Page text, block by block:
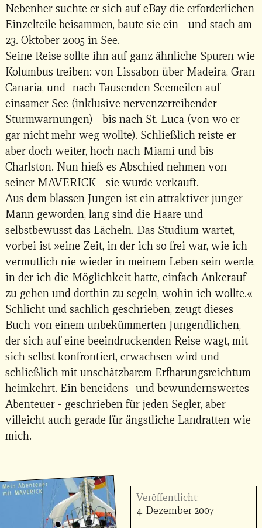
Nebenher suchte er sich auf eBay die erforderlichen
Einzelteile beisammen, baute sie ein - und stach am
23. Oktober 2005 in See.
Seine Reise sollte ihn auf ganz ähnliche Spuren wie
Kolumbus treiben: von Lissabon über Madeira, Gran
Canaria, und- nach Tausenden Seemeilen auf
einsamer See (inklusive nervenzerreibender
Sturmwarnungen) - bis nach St. Luca (von wo er
gar nicht mehr weg wollte). Schließlich reiste er
aber doch weiter, hoch nach Miami und bis
Charlston. Nun hieß es Abschied nehmen von
seiner MAVERICK - sie wurde verkauft.
Aus dem blassen Jungen ist ein attraktiver junger
Mann geworden, lang sind die Haare und
selbstbewusst das Lächeln. Das Studium wartet,
vorbei ist »eine Zeit, in der ich so frei war, wie ich
vermutlich nie wieder in meinem Leben sein werde,
in der ich die Möglichkeit hatte, einfach Ankerauf
zu gehen und dorthin zu segeln, wohin ich wollte.«
Schlicht und sachlich geschrieben, zeugt dieses
Buch von einem unbekümmerten Jungendlichen,
der sich auf eine beeindruckenden Reise wagt, mit
sich selbst konfrontiert, erwachsen wird und
schließlich mit unschätzbarem Erfharungsreichtum
heimkehrt. Ein beneidens- und bewundernswertes
Abenteuer - geschrieben für jeden Segler, aber
villeicht auch gerade für ängstliche Landratten wie
mich.
Veröffentlicht:
4. Dezember 2007